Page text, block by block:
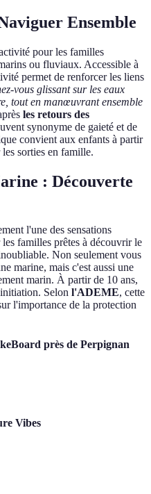
Ensemble
pour les familles
ou fluviaux. Accessible à
permet de renforcer les liens
vous glissant sur les eaux
tout en manœuvrant ensemble
les retours des
synonyme de gaieté et de
convient aux enfants à partir
sorties en famille.
: Découverte
l'une des sensations
familles prêtes à découvrir le
Non seulement vous
marine, mais c'est aussi une
marin. À partir de 10 ans,
Selon l'ADEME, cette
l'importance de la protection
près de Perpignan
Vibes